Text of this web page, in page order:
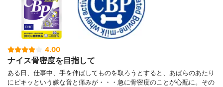
4.00
ナイス骨密度を目指して
ある日、仕事中、手を伸ばしてものを取ろうとすると、あばらのあたり
にピキッという嫌な音と痛みが・・・急に骨密度のことが心配に。その